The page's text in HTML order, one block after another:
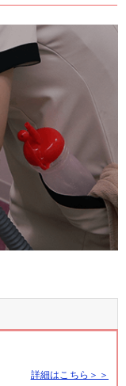
詳細はこちら＞＞